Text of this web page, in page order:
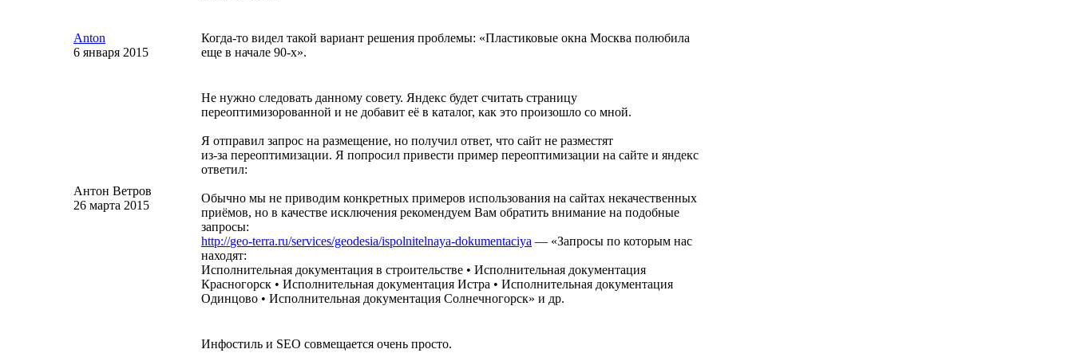
Anton
6 января 2015
Когда-то видел такой вариант решения проблемы: «Пластиковые окна Москва полюбила
еще в начале 90-х».
Антон Ветров
26 марта 2015
Не нужно следовать данному совету. Яндекс будет считать страницу
переоптимизорованной и не добавит её в каталог, как это произошло со мной.
Я отправил запрос на размещение, но получил ответ, что сайт не разместят
из-за переоптимизации. Я попросил привести пример переоптимизации на сайте и яндекс
ответил:
Обычно мы не приводим конкретных примеров использования на сайтах некачественных
приёмов, но в качестве исключения рекомендуем Вам обратить внимание на подобные
запросы:
http://geo-terra.ru/services/geodesia/ispolnitelnaya-dokumentaciya — «Запросы по которым нас
находят:
Исполнительная документация в строительстве • Исполнительная документация
Красногорск • Исполнительная документация Истра • Исполнительная документация
Одинцово • Исполнительная документация Солнечногорск» и др.
Инфостиль и SEO совмещается очень просто.